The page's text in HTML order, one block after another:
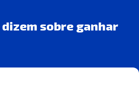
sobre ganhar